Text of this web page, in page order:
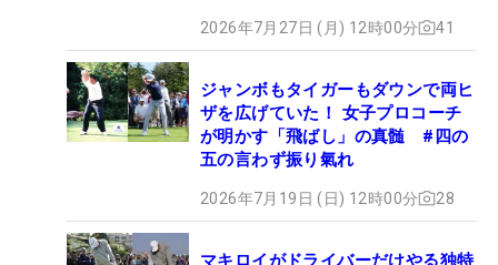
2026年7月27日 (月) 12時00分 41
ジャンボもタイガーもダウンで両ヒ
ザを広げていた！ 女子プロコーチ
が明かす「飛ばし」の真髄 #四の
五の言わず振り氣れ
2026年7月19日 (日) 12時00分 28
マキロイがドライバーだけやる独特